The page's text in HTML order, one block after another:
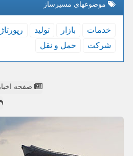
موضوعهای مسیرساز
خدمات بازار تولید رپورتاژ
شركت
حمل و نقل
صفحه اخبار